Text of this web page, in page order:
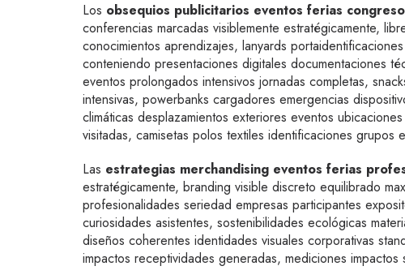
Los obsequios publicitarios eventos ferias
conferencias marcadas visiblemente estratégicamente,
conocimientos aprendizajes, lanyards
conteniendo presentaciones digitales documentaciones
eventos prolongados intensivos jornadas completas,
intensivas, powerbanks cargadores emergencias
climáticas desplazamientos exteriores eventos
visitadas, camisetas polos textiles identificaciones
Las estrategias merchandising eventos ferias
estratégicamente, branding visible discreto equilibrado
profesionalidades seriedad empresas participantes
curiosidades asistentes, sostenibilidades ecológicas
diseños coherentes identidades visuales corporativas
impactos receptividades generadas, mediciones